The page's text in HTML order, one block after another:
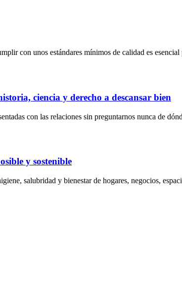
con unos estándares mínimos de calidad es
ciencia y derecho a descansar bien
con las relaciones sin preguntarnos nunca de
y sostenible
salubridad y bienestar de hogares, negocios,